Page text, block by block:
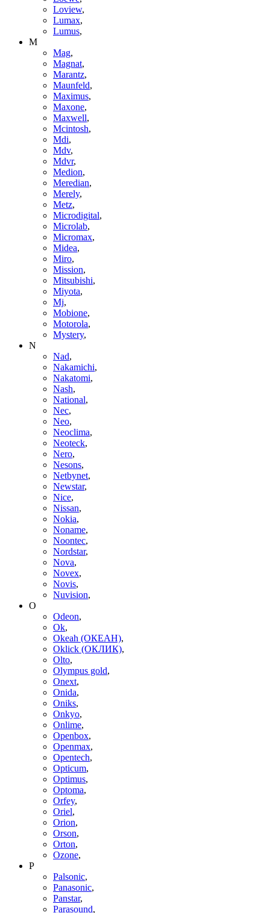
Loview,
Lumax,
Lumus,
M
Mag,
Magnat,
Marantz,
Maunfeld,
Maximus,
Maxone,
Maxwell,
Mcintosh,
Mdi,
Mdv,
Mdvr,
Medion,
Meredian,
Merely,
Metz,
Microdigital,
Microlab,
Micromax,
Midea,
Miro,
Mission,
Mitsubishi,
Miyota,
Mj,
Mobione,
Motorola,
Mystery,
N
Nad,
Nakamichi,
Nakatomi,
Nash,
National,
Nec,
Neo,
Neoclima,
Neoteck,
Nero,
Nesons,
Netbynet,
Newstar,
Nice,
Nissan,
Nokia,
Noname,
Noontec,
Nordstar,
Nova,
Novex,
Novis,
Nuvision,
O
Odeon,
Ok,
Okeah (ОКЕАН),
Oklick (ОКЛИК),
Olto,
Olympus gold,
Onext,
Onida,
Oniks,
Onkyo,
Onlime,
Openbox,
Openmax,
Opentech,
Opticum,
Optimus,
Optoma,
Orfey,
Oriel,
Orion,
Orson,
Orton,
Ozone,
P
Palsonic,
Panasonic,
Panstar,
Parasound,